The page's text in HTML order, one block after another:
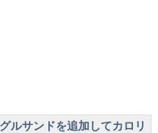
ルサンドを追加してカロリ